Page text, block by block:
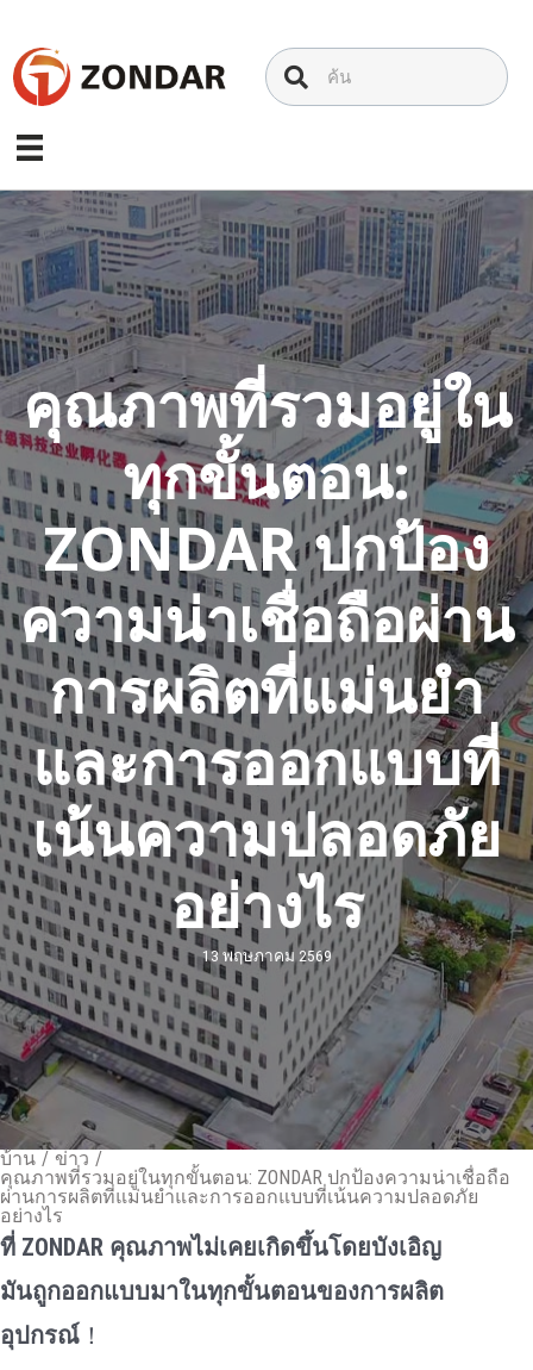
เนื้อหา
คุณภาพที่รวมอยู่ใน
ทุกขั้นตอน:
ZONDAR ปกป้อง
ความน่าเชื่อถือผ่าน
การผลิตที่แม่นยํา
และการออกแบบที่
เน้นความปลอดภัย
อย่างไร
13 พฤษภาคม 2569
บ้าน / ข่าว /
คุณภาพที่รวมอยู่ในทุกขั้นตอน: ZONDAR ปกป้องความน่าเชื่อถือ
ผ่านการผลิตที่แม่นยําและการออกแบบที่เน้นความปลอดภัย
อย่างไร
ที่ ZONDAR คุณภาพไม่เคยเกิดขึ้นโดยบังเอิญ
มันถูกออกแบบมาในทุกขั้นตอนของการผลิต
อุปกรณ์ ！